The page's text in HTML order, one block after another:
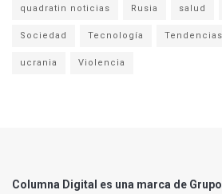
quadratin noticias Rusia salud
Sociedad Tecnología Tendencias
ucrania Violencia
Columna Digital es una marca de